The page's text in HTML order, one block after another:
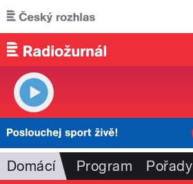
Přejít k hlavnímu obsahu
Domácí Program Pořady